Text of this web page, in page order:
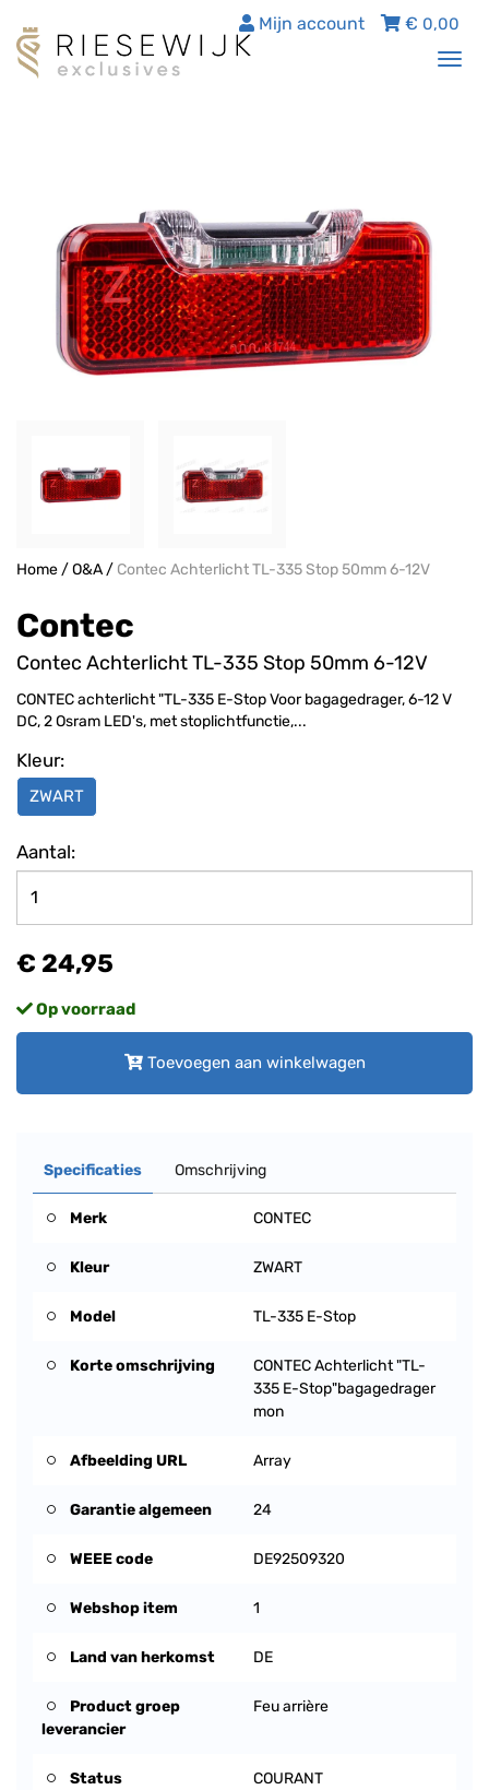
€ 0,00
Mijn account
Home/O&A/ Contec Achterlicht TL-335 Stop 50mm 6-12V
Contec
Contec Achterlicht TL-335 Stop 50mm 6-12V
CONTEC achterlicht "TL-335 E-Stop Voor bagagedrager, 6-12 V
DC, 2 Osram LED's, met stoplichtfunctie,...
Kleur:
ZWART
Aantal:
€ 24,95
Op voorraad
Toevoegen aan winkelwagen
Specificaties Omschrijving
Merk CONTEC
Kleur ZWART
Model TL-335 E-Stop
Korte omschrijving
CONTEC Achterlicht "TL-
335 E-Stop"bagagedrager
mon
Afbeelding URL Array
Garantie algemeen 24
WEEE code DE92509320
Webshop item 1
Land van herkomst DE
Product groep
leverancier
Feu arrière
Status COURANT